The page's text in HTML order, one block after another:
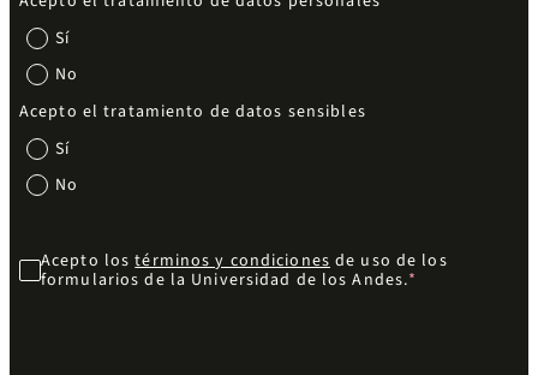
Sí
No
Acepto el tratamiento de datos sensibles
Sí
No
Acepto lostérminos y condicionesde uso de los
formularios de la Universidad de los Andes.